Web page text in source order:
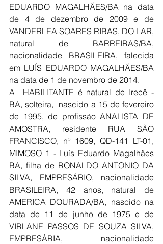
EDUARDO MAGALHÃES/BA na data
de 4 de dezembro de 2009 e de
VANDERLEA SOARES RIBAS, DO LAR,
natural de BARREIRAS/BA,
nacionalidade BRASILEIRA, falecida
em LUÍS EDUARDO MAGALHÃES/BA
na data de 1 de novembro de 2014.
A  HABILITANTE é natural de Irecê -
BA, solteira,  nascido a 15 de fevereiro
de 1995, de profissão ANALISTA DE
AMOSTRA, residente RUA SÃO
FRANCISCO, nº 1609, QD-141 LT-01,
MIMOSO 1 - Luís Eduardo Magalhães
BA, filha de RONALDO ANTONIO DA
SILVA, EMPRESÁRIO, nacionalidade
BRASILEIRA, 42 anos, natural de
AMERICA DOURADA/BA, nascido na
data de 11 de junho de 1975 e de
VIRLANE PASSOS DE SOUZA SILVA,
EMPRESÁRIA, nacionalidade